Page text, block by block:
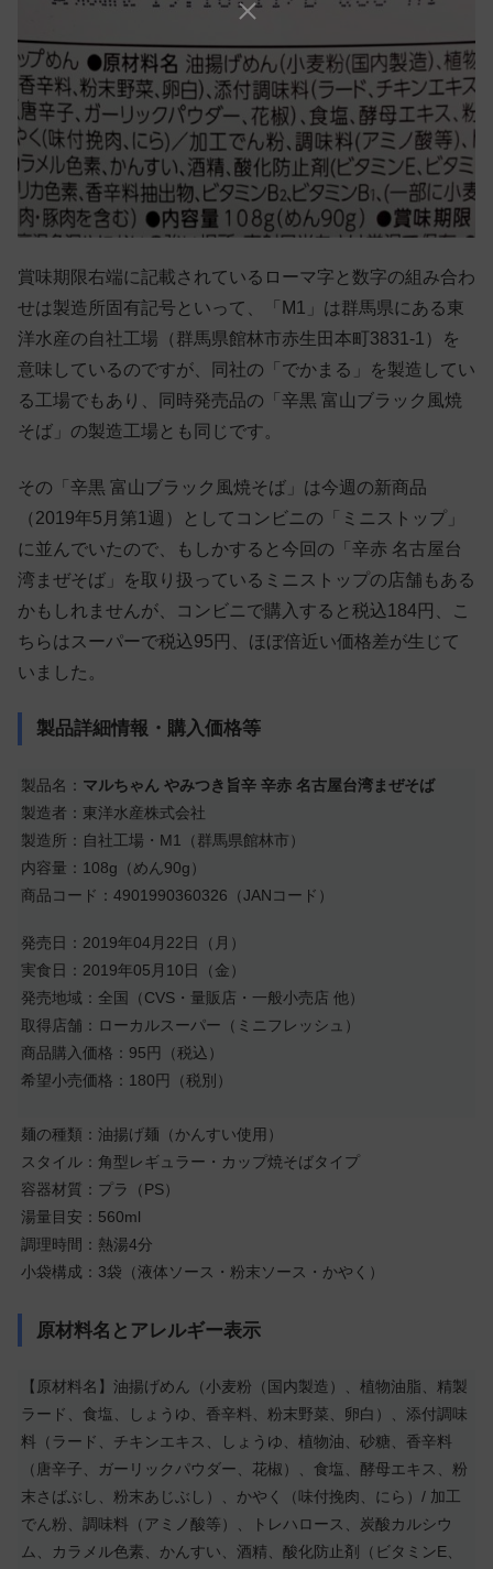
賞味期限右端に記載されているローマ字と数字の組み合わ
せは製造所固有記号といって、「M1」は群馬県にある東
洋水産の自社工場（群馬県館林市赤生田本町3831-1）を
意味しているのですが、同社の「でかまる」を製造してい
る工場でもあり、同時発売品の「辛黒 富山ブラック風焼
そば」の製造工場とも同じです。
その「辛黒 富山ブラック風焼そば」は今週の新商品
（2019年5月第1週）としてコンビニの「ミニストップ」
に並んでいたので、もしかすると今回の「辛赤 名古屋台
湾まぜそば」を取り扱っているミニストップの店舗もある
かもしれませんが、コンビニで購入すると税込184円、こ
ちらはスーパーで税込95円、ほぼ倍近い価格差が生じて
いました。
製品詳細情報・購入価格等
製品名： マルちゃん やみつき旨辛 辛赤 名古屋台湾まぜそば
製造者：東洋水産株式会社
製造所：自社工場・M1（群馬県館林市）
内容量：108g（めん90g）
商品コード：4901990360326（JANコード）
発売日：2019年04月22日（月）
実食日：2019年05月10日（金）
発売地域：全国（CVS・量販店・一般小売店 他）
取得店舗：ローカルスーパー（ミニフレッシュ）
商品購入価格：95円（税込）
希望小売価格：180円（税別）
麺の種類：油揚げ麺（かんすい使用）
スタイル：角型レギュラー・カップ焼そばタイプ
容器材質：プラ（PS）
湯量目安：560ml
調理時間：熱湯4分
小袋構成：3袋（液体ソース・粉末ソース・かやく）
原材料名とアレルギー表示
【原材料名】油揚げめん（小麦粉（国内製造）、植物油脂、精製
ラード、食塩、しょうゆ、香辛料、粉末野菜、卵白）、添付調味
料（ラード、チキンエキス、しょうゆ、植物油、砂糖、香辛料
（唐辛子、ガーリックパウダー、花椒）、食塩、酵母エキス、粉
末さばぶし、粉末あじぶし）、かやく（味付挽肉、にら）/ 加工
でん粉、調味料（アミノ酸等）、トレハロース、炭酸カルシウ
ム、カラメル色素、かんすい、酒精、酸化防止剤（ビタミンE、